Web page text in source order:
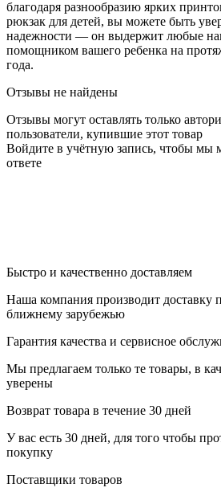
благодаря разнообразию ярких
рюкзак для детей, вы можете быть
надежности — он выдержит любые
помощником вашего ребенка на
года.
Отзывы не найдены
Отзывы могут оставлять только
пользователи, купившие этот товар
Войдите в учётную запись, чтобы мы
ответе
Быстро и качественно доставляем
Наша компания производит доставку
ближнему зарубежью
Гарантия качества и сервисное
Мы предлагаем только те товары, в
уверены
Возврат товара в течение 30 дней
У вас есть 30 дней, для того чтобы
покупку
Поставщики товаров